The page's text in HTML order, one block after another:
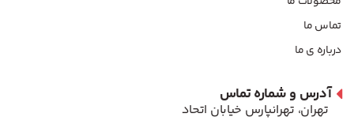
تماس ما
درباره ی ما
آدرس و شماره تماس
تهران، تهرانپارس خیابان اتحاد